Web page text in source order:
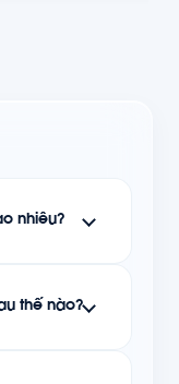
nhiêu?
thế nào?